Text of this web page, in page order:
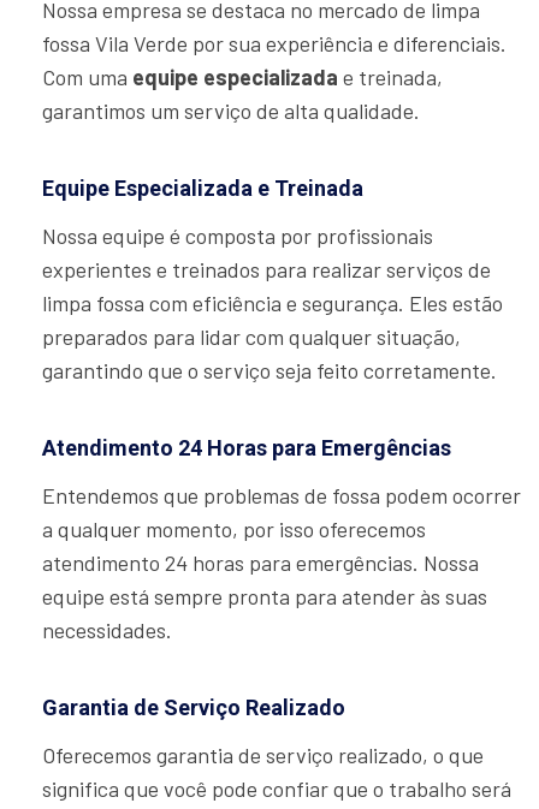
Nossa empresa se destaca no mercado de limpa
fossa Vila Verde por sua experiência e diferenciais.
Com uma equipe especializada e treinada,
garantimos um serviço de alta qualidade.
Equipe Especializada e Treinada
Nossa equipe é composta por profissionais
experientes e treinados para realizar serviços de
limpa fossa com eficiência e segurança. Eles estão
preparados para lidar com qualquer situação,
garantindo que o serviço seja feito corretamente.
Atendimento 24 Horas para Emergências
Entendemos que problemas de fossa podem ocorrer
a qualquer momento, por isso oferecemos
atendimento 24 horas para emergências. Nossa
equipe está sempre pronta para atender às suas
necessidades.
Garantia de Serviço Realizado
Oferecemos garantia de serviço realizado, o que
significa que você pode confiar que o trabalho será